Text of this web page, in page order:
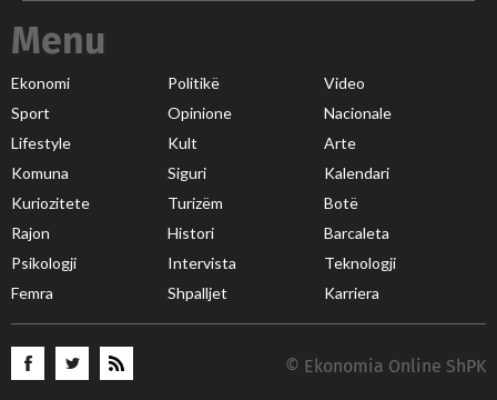
Menu
Ekonomi Politikë
Video
Sport
Opinione
Nacionale
Lifestyle
Kult
Arte
Komuna
Siguri
Kalendari
Kuriozitete
Turizëm
Botë
Rajon
Histori
Barcaleta
Psikologji
Intervista
Teknologji
Femra
Shpalljet Karriera
© Ekonomia Online ShPK